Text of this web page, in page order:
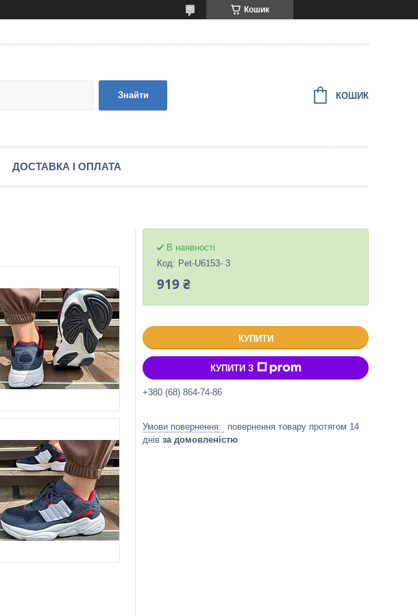
Кошик
Знайти КОШИК
ДОСТАВКА І ОПЛАТА
В наявності
Код: Pet-U6153- 3
919 ₴
КУПИТИ
КУПИТИ З
+380 (68) 864-74-86
повернення товару протягом 14
днів за домовленістю